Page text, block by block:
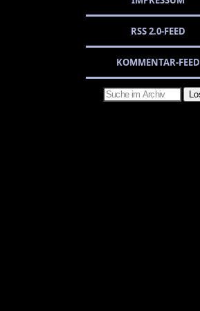
RSS 2.0-FEED
KOMMENTAR-FEED